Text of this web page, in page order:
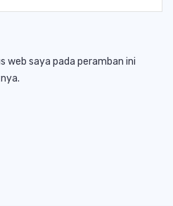
web saya pada peramban ini